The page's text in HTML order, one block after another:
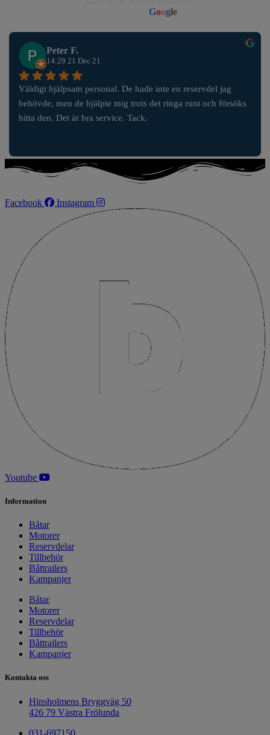
Google
Peter F.
14:29 21 Dec 21
Väldigt hjälpsam personal. De hade inte en reservdel jag
behövde, men de hjälpte mig trots det ringa runt och försöks
hitta den. Det är bra service. Tack.
Facebook Instagram
Youtube
Information
Båtar
Motorer
Reservdelar
Tillbehör
Båttrailers
Kampanjer
Båtar
Motorer
Reservdelar
Tillbehör
Båttrailers
Kampanjer
Kontakta oss
Hinsholmens Bryggväg 50
426 79 Västra Frölunda
031-697150